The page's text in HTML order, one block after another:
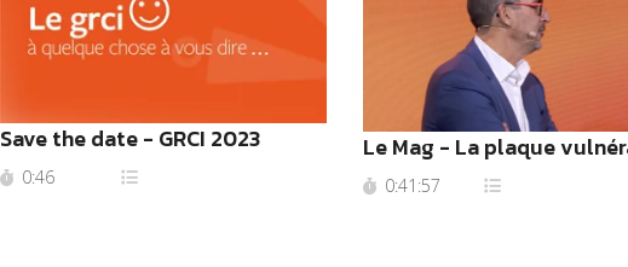
Save the date - GRCI 2023
0:46
Le Mag - La plaque
0:41:57